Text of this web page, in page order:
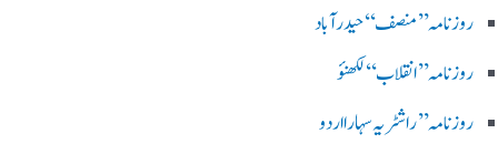
روزنامہ ’’ منصف‘‘ حیدر آباد
روزنامہ ’’ انقلاب‘‘ لکھنؤ
روز نامہ ’’راشٹریہ سہارا اردو